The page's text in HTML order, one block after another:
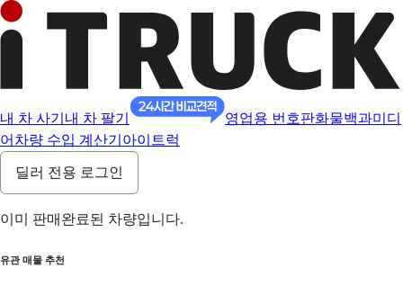
내 차 사기 내 차 팔기 영업용 번호판화물백과미디
어 차량 수입 계산기 아이트럭
딜러 전용 로그인
이미 판매완료된 차량입니다.
유관 매물 추천